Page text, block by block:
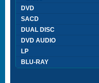
DVD
SACD
DUAL DISC
DVD AUDIO
LP
BLU-RAY